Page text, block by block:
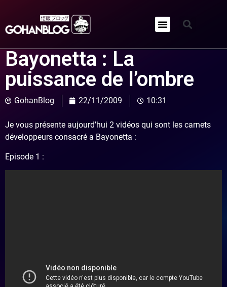
Bayonetta : La
puissance de l’ombre
GohanBlog 22/11/2009 10:31
Je vous présente aujourd’hui 2 vidéos qui sont les carnets
développeurs consacré a Bayonetta :
Episode 1 :